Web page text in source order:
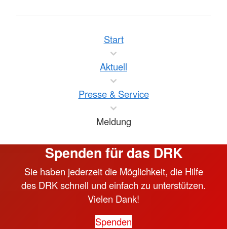
Start
Aktuell
Presse & Service
Meldung
Spenden für das DRK
Sie haben jederzeit die Möglichkeit, die Hilfe
des DRK schnell und einfach zu unterstützen.
Vielen Dank!
Spenden